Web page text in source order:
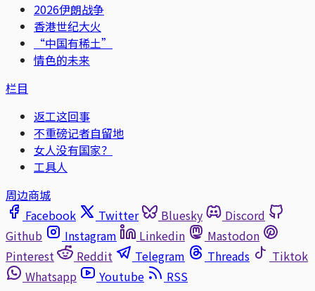
2026伊朗战争
香港世纪大火
“中国有稀土”
情色的未来
栏目
返工这回事
不重磅记者自留地
女人没有国家？
工具人
周边商城
Facebook
Twitter Bluesky
Discord
Github
Instagram Linkedin
Mastodon
Pinterest
Reddit Telegram Threads
Tiktok
Whatsapp
Youtube
RSS